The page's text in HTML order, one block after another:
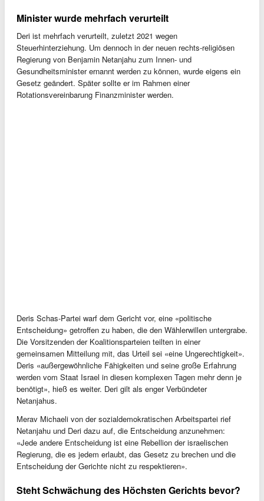
Minister wurde mehrfach verurteilt
Deri ist mehrfach verurteilt, zuletzt 2021 wegen
Steuerhinterziehung. Um dennoch in der neuen rechts-religiösen
Regierung von Benjamin Netanjahu zum Innen- und
Gesundheitsminister ernannt werden zu können, wurde eigens ein
Gesetz geändert. Später sollte er im Rahmen einer
Rotationsvereinbarung Finanzminister werden.
Deris Schas-Partei warf dem Gericht vor, eine «politische
Entscheidung» getroffen zu haben, die den Wählerwillen untergrabe.
Die Vorsitzenden der Koalitionsparteien teilten in einer
gemeinsamen Mitteilung mit, das Urteil sei «eine Ungerechtigkeit».
Deris «außergewöhnliche Fähigkeiten und seine große Erfahrung
werden vom Staat Israel in diesen komplexen Tagen mehr denn je
benötigt», hieß es weiter. Deri gilt als enger Verbündeter
Netanjahus.
Merav Michaeli von der sozialdemokratischen Arbeitspartei rief
Netanjahu und Deri dazu auf, die Entscheidung anzunehmen:
«Jede andere Entscheidung ist eine Rebellion der israelischen
Regierung, die es jedem erlaubt, das Gesetz zu brechen und die
Entscheidung der Gerichte nicht zu respektieren».
Steht Schwächung des Höchsten Gerichts bevor?